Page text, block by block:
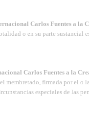
Carlos Fuentes a la
o en su parte sustancial
Carlos Fuentes a la
membretado, firmada por el
especiales de las